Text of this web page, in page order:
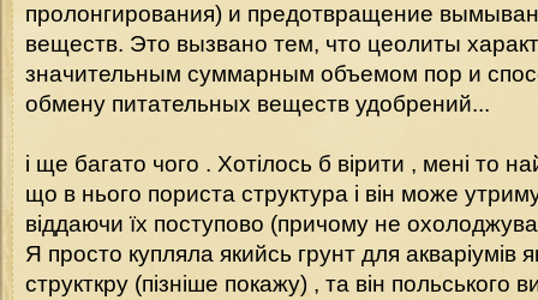
пролонгирования) и предотвращение
веществ. Это вызвано тем, что цеолиты
значительным суммарным объемом пор и
обмену питательных веществ удобрений...
і ще багато чого . Хотілось б вірити , мені то
що в нього пориста структура і він може
віддаючи їх поступово (причому не
Я просто купляла якийсь грунт для акваріумів
структкру (пізніше покажу) , та він польського